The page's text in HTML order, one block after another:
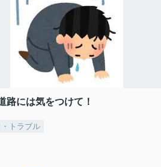
路には気をつけて！
トラブル